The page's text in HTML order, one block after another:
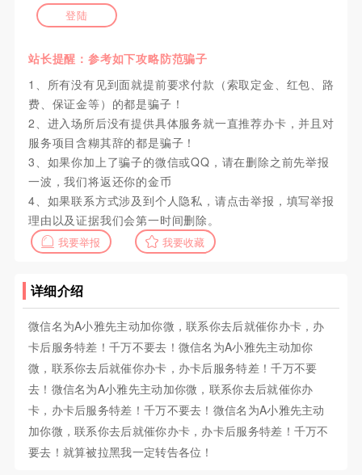
登陆
站长提醒：参考如下攻略防范骗子
1、所有没有见到面就提前要求付款（索取定金、红包、路
费、保证金等）的都是骗子！
2、进入场所后没有提供具体服务就一直推荐办卡，并且对
服务项目含糊其辞的都是骗子！
3、如果你加上了骗子的微信或QQ，请在删除之前先举报
一波，我们将返还你的金币
4、如果联系方式涉及到个人隐私，请点击举报，填写举报
理由以及证据我们会第一时间删除。
我要举报 我要收藏
详细介绍
微信名为A小雅先主动加你微，联系你去后就催你办卡，办
卡后服务特差！千万不要去！微信名为A小雅先主动加你
微，联系你去后就催你办卡，办卡后服务特差！千万不要
去！微信名为A小雅先主动加你微，联系你去后就催你办
卡，办卡后服务特差！千万不要去！微信名为A小雅先主动
加你微，联系你去后就催你办卡，办卡后服务特差！千万不
要去！就算被拉黑我一定转告各位！